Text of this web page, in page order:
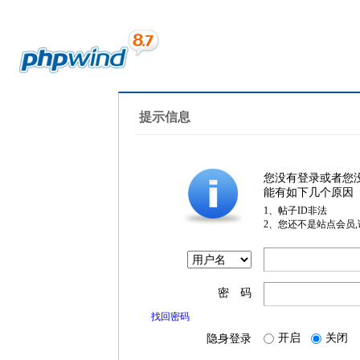
提示信息
您没有登录或者您
能有如下几个原因
1、帖子ID非法
2、您还不是站点会员
密 码
找回密码
隐身登录 开启 关闭